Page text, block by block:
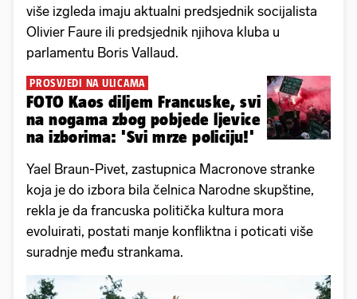
više izgleda imaju aktualni predsjednik socijalista
Olivier Faure ili predsjednik njihova kluba u
parlamentu Boris Vallaud.
PROSVJEDI NA ULICAMA
FOTO Kaos diljem Francuske, svi
na nogama zbog pobjede ljevice
na izborima: 'Svi mrze policiju!'
Yael Braun-Pivet, zastupnica Macronove stranke
koja je do izbora bila čelnica Narodne skupštine,
rekla je da francuska politička kultura mora
evoluirati, postati manje konfliktna i poticati više
suradnje među strankama.